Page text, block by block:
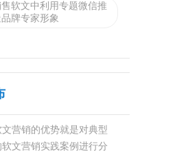
软文中利用专题微信推
牌专家形象
文营销的优势就是对典型
软文营销实践案例进行分